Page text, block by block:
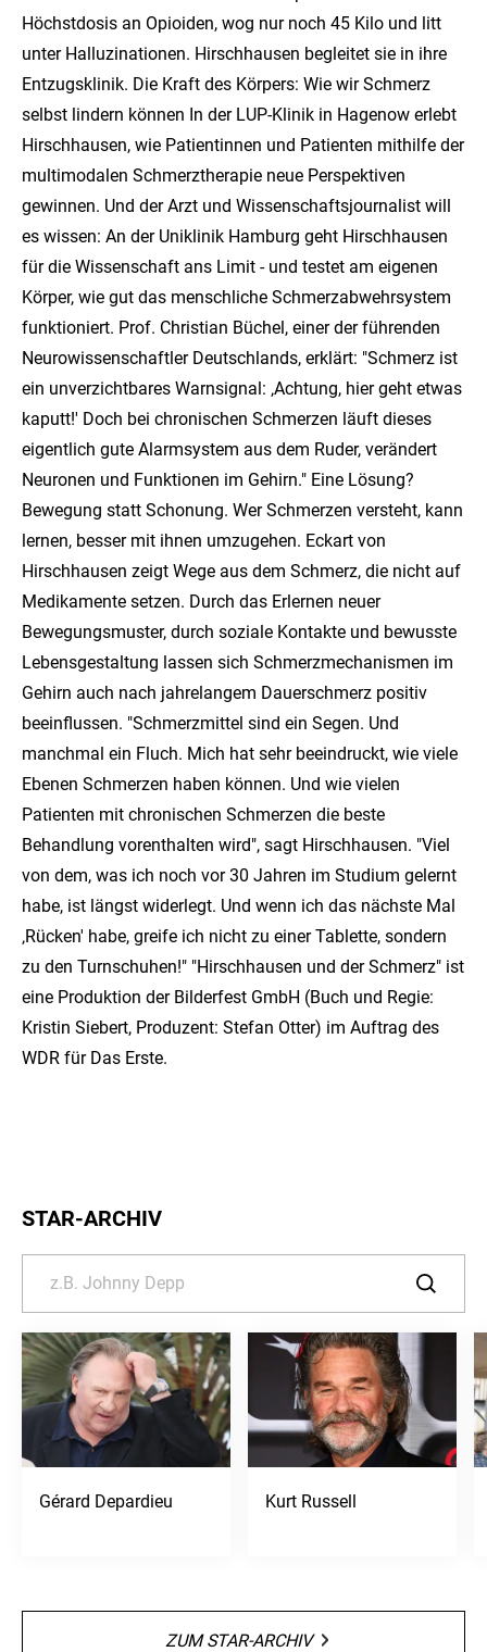
Höchstdosis an Opioiden, wog nur noch 45 Kilo und litt
unter Halluzinationen. Hirschhausen begleitet sie in ihre
Entzugsklinik. Die Kraft des Körpers: Wie wir Schmerz
selbst lindern können In der LUP-Klinik in Hagenow erlebt
Hirschhausen, wie Patientinnen und Patienten mithilfe der
multimodalen Schmerztherapie neue Perspektiven
gewinnen. Und der Arzt und Wissenschaftsjournalist will
es wissen: An der Uniklinik Hamburg geht Hirschhausen
für die Wissenschaft ans Limit - und testet am eigenen
Körper, wie gut das menschliche Schmerzabwehrsystem
funktioniert. Prof. Christian Büchel, einer der führenden
Neurowissenschaftler Deutschlands, erklärt: "Schmerz ist
ein unverzichtbares Warnsignal: ‚Achtung, hier geht etwas
kaputt!' Doch bei chronischen Schmerzen läuft dieses
eigentlich gute Alarmsystem aus dem Ruder, verändert
Neuronen und Funktionen im Gehirn." Eine Lösung?
Bewegung statt Schonung. Wer Schmerzen versteht, kann
lernen, besser mit ihnen umzugehen. Eckart von
Hirschhausen zeigt Wege aus dem Schmerz, die nicht auf
Medikamente setzen. Durch das Erlernen neuer
Bewegungsmuster, durch soziale Kontakte und bewusste
Lebensgestaltung lassen sich Schmerzmechanismen im
Gehirn auch nach jahrelangem Dauerschmerz positiv
beeinflussen. "Schmerzmittel sind ein Segen. Und
manchmal ein Fluch. Mich hat sehr beeindruckt, wie viele
Ebenen Schmerzen haben können. Und wie vielen
Patienten mit chronischen Schmerzen die beste
Behandlung vorenthalten wird", sagt Hirschhausen. "Viel
von dem, was ich noch vor 30 Jahren im Studium gelernt
habe, ist längst widerlegt. Und wenn ich das nächste Mal
‚Rücken' habe, greife ich nicht zu einer Tablette, sondern
zu den Turnschuhen!" "Hirschhausen und der Schmerz" ist
eine Produktion der Bilderfest GmbH (Buch und Regie:
Kristin Siebert, Produzent: Stefan Otter) im Auftrag des
WDR für Das Erste.
STAR-ARCHIV
Gérard Depardieu Kurt Russell
ZUM STAR-ARCHIV